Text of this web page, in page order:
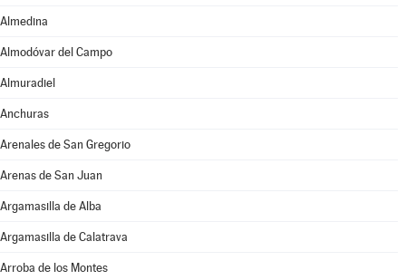
Almedina
Almodóvar del Campo
Almuradiel
Anchuras
Arenales de San Gregorio
Arenas de San Juan
Argamasilla de Alba
Argamasilla de Calatrava
Arroba de los Montes